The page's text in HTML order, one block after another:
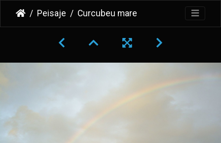
Peisaje Curcubeu mare